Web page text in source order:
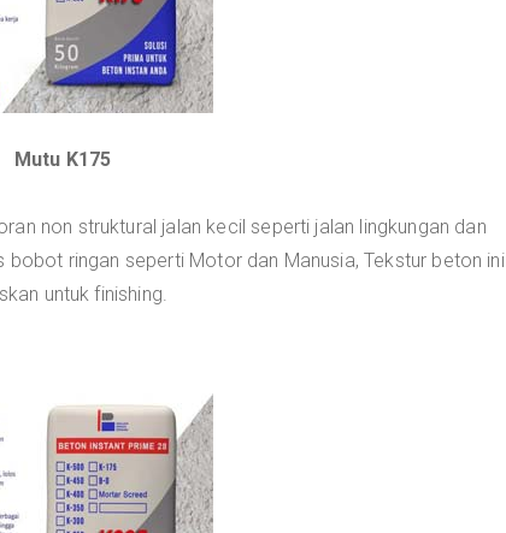
Mutu K175
non struktural jalan kecil seperti jalan lingkungan dan
ringan seperti Motor dan Manusia, Tekstur beton ini
untuk finishing.